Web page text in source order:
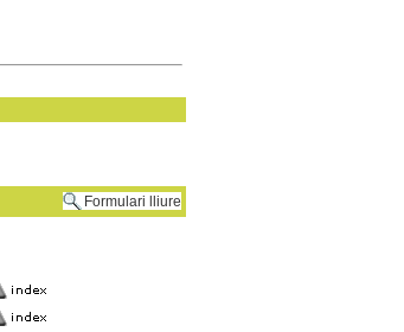
Formulari lliure